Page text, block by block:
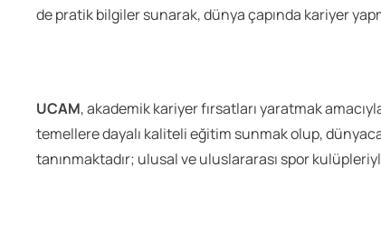
de pratik bilgiler sunarak, dünya çapında kariyer
UCAM, akademik kariyer fırsatları yaratmak
temellere dayalı kaliteli eğitim sunmak olup,
tanınmaktadır; ulusal ve uluslararası spor